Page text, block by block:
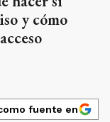
y cómo
fuente en